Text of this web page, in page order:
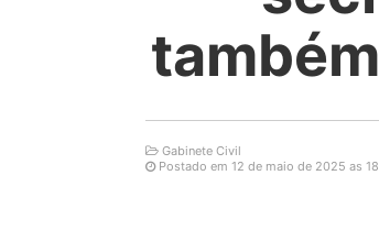
Gabinete Civil
Postado em 12 de maio de 2025 as